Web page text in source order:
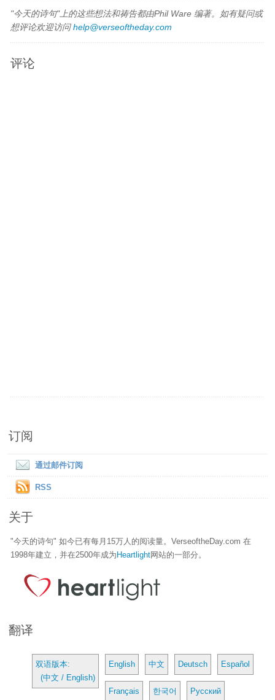
"今天的诗句"上的这些想法和祷告都由Phil Ware 编著。如有疑问或
想评论欢迎访问help@verseoftheday.com
评论
订阅
通过邮件订阅
RSS
关于
"今天的诗句" 如今已有每月15万人的阅读量。VerseoftheDay.com 在
1998年建立，并在2500年成为 Heartlight网站的一部分。
翻译
双语版本:
(中文 / English)
English 中文 Deutsch Español
Français 한국어 Русский